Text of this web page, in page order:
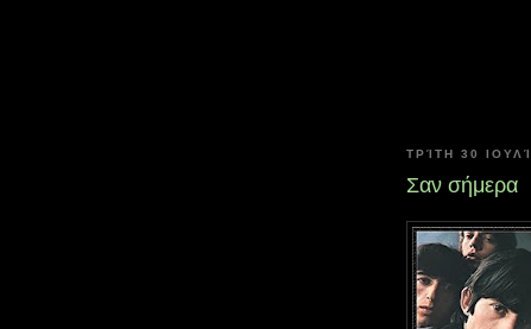
ΤΡΊΤΗ 30
Σαν σήμερα